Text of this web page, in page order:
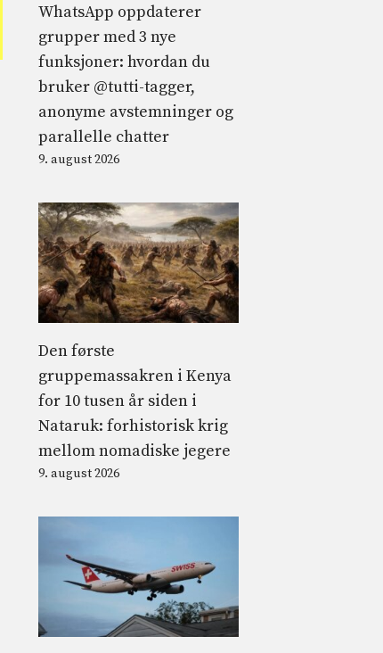
WhatsApp oppdaterer
grupper med 3 nye
funksjoner: hvordan du
bruker @tutti-tagger,
anonyme avstemninger og
parallelle chatter
9. august 2026
Den første
gruppemassakren i Kenya
for 10 tusen år siden i
Nataruk: forhistorisk krig
mellom nomadiske jegere
9. august 2026